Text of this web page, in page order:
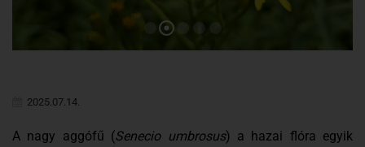
2025.07.14.
A nagy aggófű (Senecio umbrosus) a hazai flóra egyik